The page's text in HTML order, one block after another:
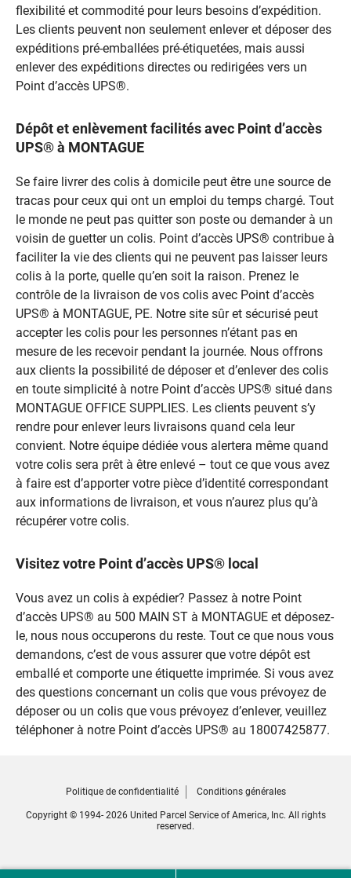
flexibilité et commodité pour leurs besoins d’expédition.
Les clients peuvent non seulement enlever et déposer des
expéditions pré-emballées pré-étiquetées, mais aussi
enlever des expéditions directes ou redirigées vers un
Point d’accès UPS®.
Dépôt et enlèvement facilités avec Point d’accès
UPS® à MONTAGUE
Se faire livrer des colis à domicile peut être une source de
tracas pour ceux qui ont un emploi du temps chargé. Tout
le monde ne peut pas quitter son poste ou demander à un
voisin de guetter un colis. Point d’accès UPS® contribue à
faciliter la vie des clients qui ne peuvent pas laisser leurs
colis à la porte, quelle qu’en soit la raison. Prenez le
contrôle de la livraison de vos colis avec Point d’accès
UPS® à MONTAGUE, PE. Notre site sûr et sécurisé peut
accepter les colis pour les personnes n’étant pas en
mesure de les recevoir pendant la journée. Nous offrons
aux clients la possibilité de déposer et d’enlever des colis
en toute simplicité à notre Point d’accès UPS® situé dans
MONTAGUE OFFICE SUPPLIES. Les clients peuvent s’y
rendre pour enlever leurs livraisons quand cela leur
convient. Notre équipe dédiée vous alertera même quand
votre colis sera prêt à être enlevé – tout ce que vous avez
à faire est d’apporter votre pièce d’identité correspondant
aux informations de livraison, et vous n’aurez plus qu’à
récupérer votre colis.
Visitez votre Point d’accès UPS® local
Vous avez un colis à expédier? Passez à notre Point
d’accès UPS® au 500 MAIN ST à MONTAGUE et déposez-
le, nous nous occuperons du reste. Tout ce que nous vous
demandons, c’est de vous assurer que votre dépôt est
emballé et comporte une étiquette imprimée. Si vous avez
des questions concernant un colis que vous prévoyez de
déposer ou un colis que vous prévoyez d’enlever, veuillez
téléphoner à notre Point d’accès UPS® au 18007425877.
Politique de confidentialité Conditions générales
Copyright © 1994- 2026 United Parcel Service of America, Inc. All rights
reserved.